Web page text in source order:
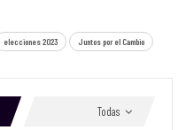
elecciones 2023 Juntos por el Cambio
Todas